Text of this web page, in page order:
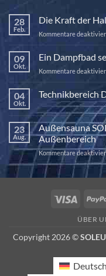
28
Feb.
Die Kraft der
Kommentare
09
Okt.
Ein Dampfbad
Kommentare
04
Okt.
Technikbereich
Keine
Kommentare
zu
Technikbereich
Dampfbad
23
Aug.
Außensauna
Außenbereich
Kommentare
Visa
ÜBER
Copyright 2026 ©
Deutsch